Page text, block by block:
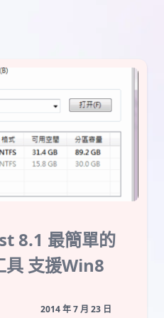
8.1 最簡單的
支援Win8
2014 年 7 月 23 日